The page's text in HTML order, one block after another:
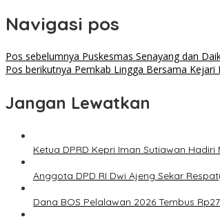
Navigasi pos
Pos sebelumnya Puskesmas Senayang dan
Pos berikutnya Pemkab Lingga Bersama
Jangan Lewatkan
Ketua DPRD Kepri Iman Sutiawan
Anggota DPD RI Dwi Ajeng Sekar
Dana BOS Pelalawan 2026 Tembus